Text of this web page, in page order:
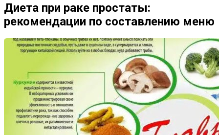
Диета при раке простаты:
рекомендации по составлению меню